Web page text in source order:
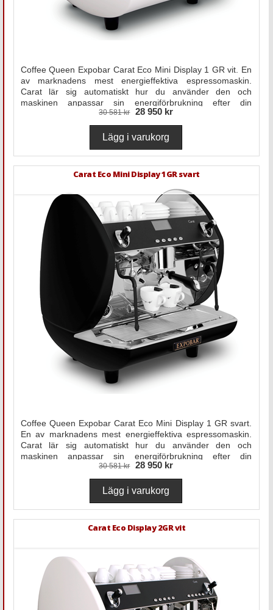
Coffee Queen Expobar Carat Eco Mini Display 1 GR vit. En
av marknadens mest energieffektiva espressomaskin.
Carat lär sig automatiskt hur du använder den och
maskinen anpassar sin energiförbrukning efter din
30 581 kr 28 950 kr
Carat Eco Mini Display 1GR svart
Coffee Queen Expobar Carat Eco Mini Display 1 GR svart.
En av marknadens mest energieffektiva espressomaskin.
Carat lär sig automatiskt hur du använder den och
maskinen anpassar sin energiförbrukning efter din
30 581 kr 28 950 kr
Carat Eco Display 2GR vit